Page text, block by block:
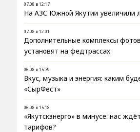
07.08 в 12:17
На АЗС Южной Якутии увеличили
07.08 в 12:01
Дополнительные комплексы
установят на федтрассах
06.08 в 15:39
Вкус, музыка и энергия: каким
«СырФест»
06.08 в 15:18
«Якутскэнерго» в минусе: нас
тарифов?